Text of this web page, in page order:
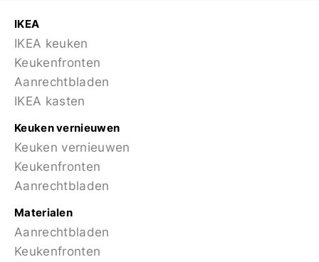
IKEA
IKEA keuken
Keukenfronten
Aanrechtbladen
IKEA kasten
Keuken vernieuwen
Keuken vernieuwen
Keukenfronten
Aanrechtbladen
Materialen
Aanrechtbladen
Keukenfronten